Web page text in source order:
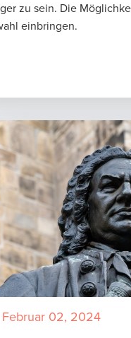
zu sein. Die
einbringen.
Februar 02, 2024